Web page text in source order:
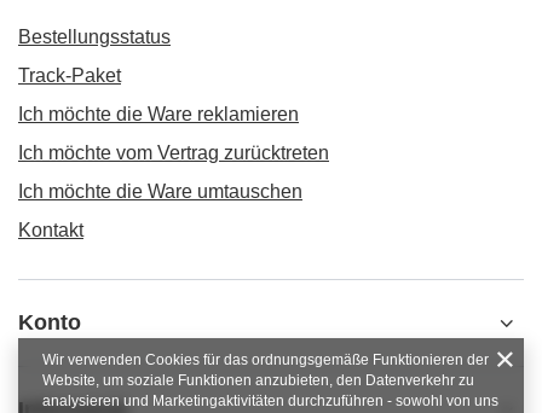
Bestellungsstatus
Track-Paket
Ich möchte die Ware reklamieren
Ich möchte vom Vertrag zurücktreten
Ich möchte die Ware umtauschen
Kontakt
Konto
Wir verwenden Cookies für das ordnungsgemäße Funktionieren der
Website, um soziale Funktionen anzubieten, den Datenverkehr zu
analysieren und Marketingaktivitäten durchzuführen - sowohl von uns